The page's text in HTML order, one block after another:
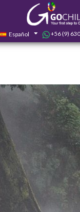
Español +56 (9)